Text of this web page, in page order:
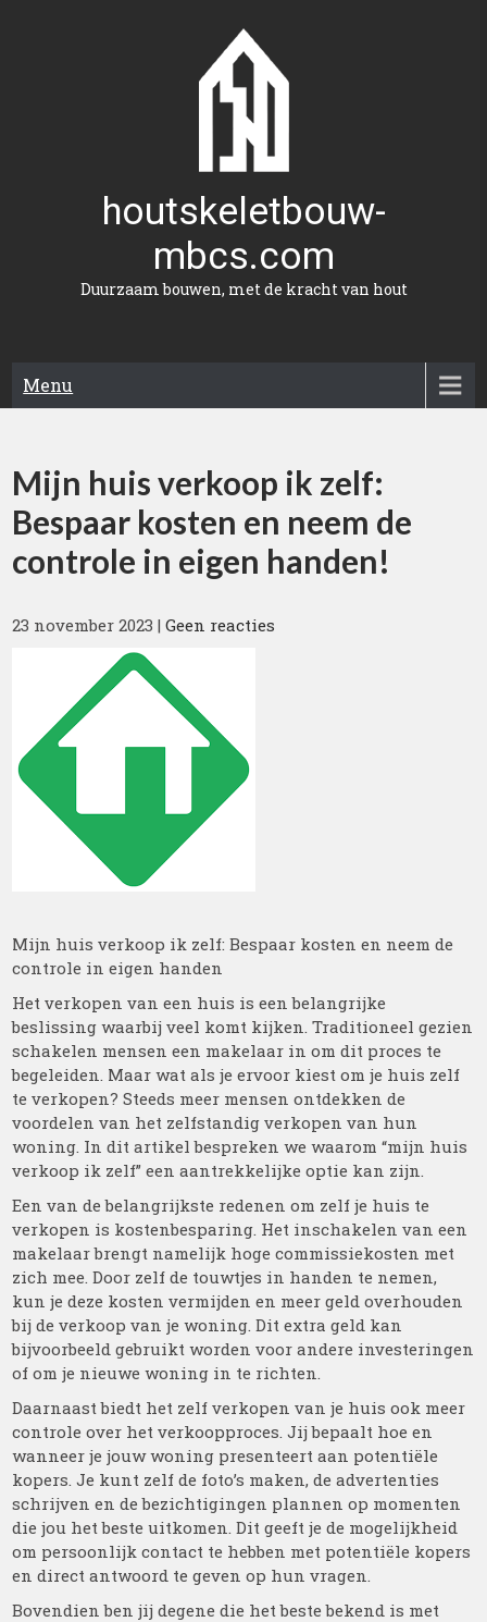
houtskeletbouw-
mbcs.com
Duurzaam bouwen, met de kracht van hout
Menu
Mijn huis verkoop ik zelf:
Bespaar kosten en neem de
controle in eigen handen!
23 november 2023 |Geen reacties
Mijn huis verkoop ik zelf: Bespaar kosten en neem de
controle in eigen handen
Het verkopen van een huis is een belangrijke
beslissing waarbij veel komt kijken. Traditioneel gezien
schakelen mensen een makelaar in om dit proces te
begeleiden. Maar wat als je ervoor kiest om je huis zelf
te verkopen? Steeds meer mensen ontdekken de
voordelen van het zelfstandig verkopen van hun
woning. In dit artikel bespreken we waarom “mijn huis
verkoop ik zelf” een aantrekkelijke optie kan zijn.
Een van de belangrijkste redenen om zelf je huis te
verkopen is kostenbesparing. Het inschakelen van een
makelaar brengt namelijk hoge commissiekosten met
zich mee. Door zelf de touwtjes in handen te nemen,
kun je deze kosten vermijden en meer geld overhouden
bij de verkoop van je woning. Dit extra geld kan
bijvoorbeeld gebruikt worden voor andere investeringen
of om je nieuwe woning in te richten.
Daarnaast biedt het zelf verkopen van je huis ook meer
controle over het verkoopproces. Jij bepaalt hoe en
wanneer je jouw woning presenteert aan potentiële
kopers. Je kunt zelf de foto’s maken, de advertenties
schrijven en de bezichtigingen plannen op momenten
die jou het beste uitkomen. Dit geeft je de mogelijkheid
om persoonlijk contact te hebben met potentiële kopers
en direct antwoord te geven op hun vragen.
Bovendien ben jij degene die het beste bekend is met